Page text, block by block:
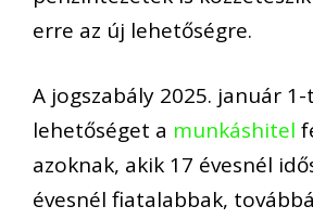
erre az új lehetőségre.
A jogszabály 2025. január
lehetőséget a munkáshitel
azoknak, akik 17 évesnél
évesnél fiatalabbak,